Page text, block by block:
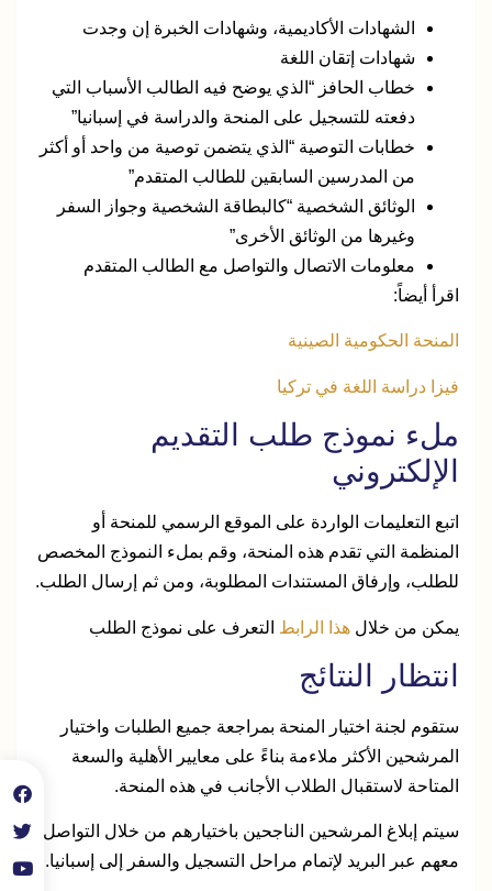
الشهادات الأكاديمية، وشهادات الخبرة إن وجدت
شهادات إتقان اللغة
خطاب الحافز “الذي يوضح فيه الطالب الأسباب التي
دفعته للتسجيل على المنحة والدراسة في إسبانيا”
خطابات التوصية “الذي يتضمن توصية من واحد أو أكثر
من المدرسين السابقين للطالب المتقدم”
الوثائق الشخصية “كالبطاقة الشخصية وجواز السفر
وغيرها من الوثائق الأخرى”
معلومات الاتصال والتواصل مع الطالب المتقدم
اقرأ أيضاً:
المنحة الحكومية الصينية
فيزا دراسة اللغة في تركيا
ملء نموذج طلب التقديم
الإلكتروني
اتبع التعليمات الواردة على الموقع الرسمي للمنحة أو
المنظمة التي تقدم هذه المنحة، وقم بملء النموذج المخصص
للطلب، وإرفاق المستندات المطلوبة، ومن ثم إرسال الطلب.
يمكن من خلال هذا الرابط التعرف على نموذج الطلب
انتظار النتائج
ستقوم لجنة اختيار المنحة بمراجعة جميع الطلبات واختيار
المرشحين الأكثر ملاءمة بناءً على معايير الأهلية والسعة
المتاحة لاستقبال الطلاب الأجانب في هذه المنحة.
سيتم إبلاغ المرشحين الناجحين باختيارهم من خلال التواصل
معهم عبر البريد لإتمام مراحل التسجيل والسفر إلى إسبانيا.